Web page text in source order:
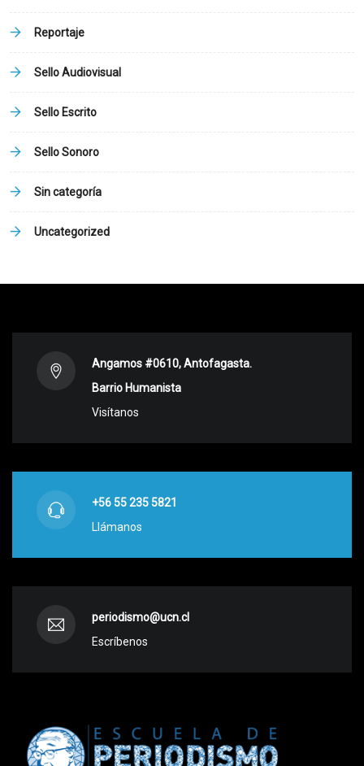
Reportaje
Sello Audiovisual
Sello Escrito
Sello Sonoro
Sin categoría
Uncategorized
Angamos #0610, Antofagasta.
Barrio Humanista
Visítanos
+56 55 235 5821
Llámanos
periodismo@ucn.cl
Escríbenos